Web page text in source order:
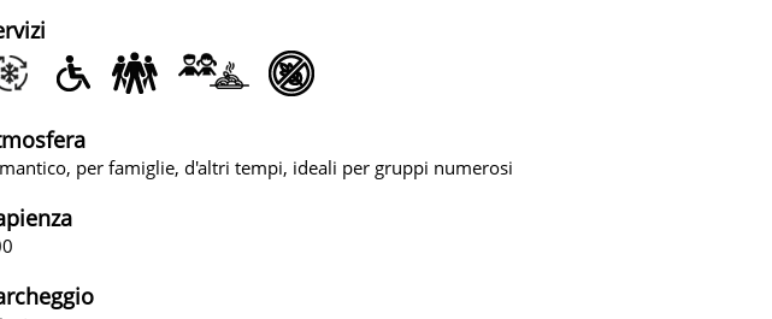
per famiglie, d'altri tempi, ideali per gruppi numerosi